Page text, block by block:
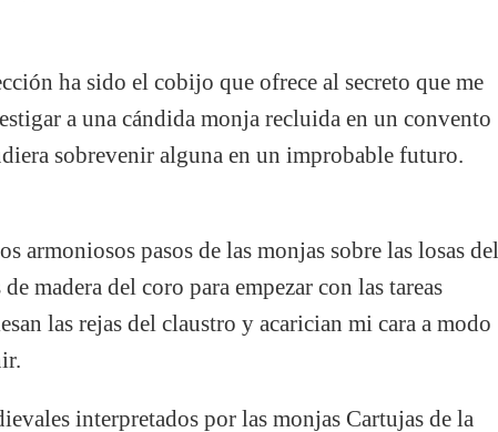
ha sido el cobijo que ofrece al secreto que me
a una cándida monja recluida en un convento
sobrevenir alguna en un improbable futuro.
armoniosos pasos de las monjas sobre las losas del
madera del coro para empezar con las tareas
las rejas del claustro y acarician mi cara a modo
interpretados por las monjas Cartujas de la